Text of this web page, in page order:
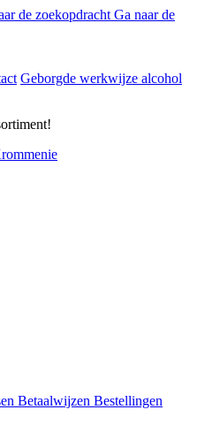
de zoekopdracht Ga naar de
Geborgde werkwijze alcohol
Betaalwijzen Bestellingen